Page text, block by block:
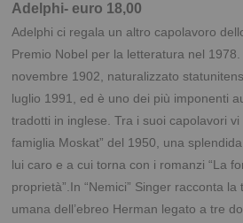
Adelphi- euro 18,00
Adelphi ci regala un altro capolavoro
Premio Nobel per la letteratura nel
novembre 1902, naturalizzato
luglio 1991, ed è uno dei più imponenti
tradotti in inglese. Tra i suoi capolavori
famiglia Moskat” del 1950, una
lui caro e a cui torna con i romanzi “La
proprietà”.In “Nemici” Singer racconta
umana dell’ebreo Herman legato a tre